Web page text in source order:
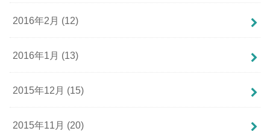
2016年2月 (12)
2016年1月 (13)
2015年12月 (15)
2015年11月 (20)